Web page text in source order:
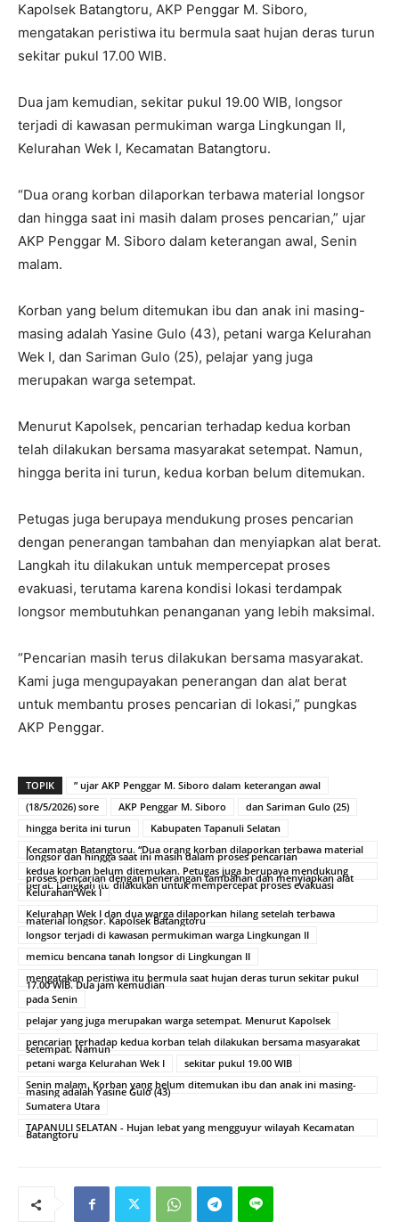
Kapolsek Batangtoru, AKP Penggar M. Siboro,
mengatakan peristiwa itu bermula saat hujan deras turun
sekitar pukul 17.00 WIB.
Dua jam kemudian, sekitar pukul 19.00 WIB, longsor
terjadi di kawasan permukiman warga Lingkungan II,
Kelurahan Wek I, Kecamatan Batangtoru.
“Dua orang korban dilaporkan terbawa material longsor
dan hingga saat ini masih dalam proses pencarian,” ujar
AKP Penggar M. Siboro dalam keterangan awal, Senin
malam.
Korban yang belum ditemukan ibu dan anak ini masing-
masing adalah Yasine Gulo (43), petani warga Kelurahan
Wek I, dan Sariman Gulo (25), pelajar yang juga
merupakan warga setempat.
Menurut Kapolsek, pencarian terhadap kedua korban
telah dilakukan bersama masyarakat setempat. Namun,
hingga berita ini turun, kedua korban belum ditemukan.
Petugas juga berupaya mendukung proses pencarian
dengan penerangan tambahan dan menyiapkan alat berat.
Langkah itu dilakukan untuk mempercepat proses
evakuasi, terutama karena kondisi lokasi terdampak
longsor membutuhkan penanganan yang lebih maksimal.
“Pencarian masih terus dilakukan bersama masyarakat.
Kami juga mengupayakan penerangan dan alat berat
untuk membantu proses pencarian di lokasi,” pungkas
AKP Penggar.
TOPIK
” ujar AKP Penggar M. Siboro dalam keterangan awal
(18/5/2026) sore
AKP Penggar M. Siboro
dan Sariman Gulo (25)
hingga berita ini turun
Kabupaten Tapanuli Selatan
Kecamatan Batangtoru. “Dua orang korban dilaporkan terbawa material
longsor dan hingga saat ini masih dalam proses pencarian
kedua korban belum ditemukan. Petugas juga berupaya mendukung
proses pencarian dengan penerangan tambahan dan menyiapkan alat
berat. Langkah itu dilakukan untuk mempercepat proses evakuasi
Kelurahan Wek I
Kelurahan Wek I dan dua warga dilaporkan hilang setelah terbawa
material longsor. Kapolsek Batangtoru
longsor terjadi di kawasan permukiman warga Lingkungan II
memicu bencana tanah longsor di Lingkungan II
mengatakan peristiwa itu bermula saat hujan deras turun sekitar pukul
17.00 WIB. Dua jam kemudian
pada Senin
pelajar yang juga merupakan warga setempat. Menurut Kapolsek
pencarian terhadap kedua korban telah dilakukan bersama masyarakat
setempat. Namun
petani warga Kelurahan Wek I
sekitar pukul 19.00 WIB
Senin malam. Korban yang belum ditemukan ibu dan anak ini masing-
masing adalah Yasine Gulo (43)
Sumatera Utara
TAPANULI SELATAN - Hujan lebat yang mengguyur wilayah Kecamatan
Batangtoru